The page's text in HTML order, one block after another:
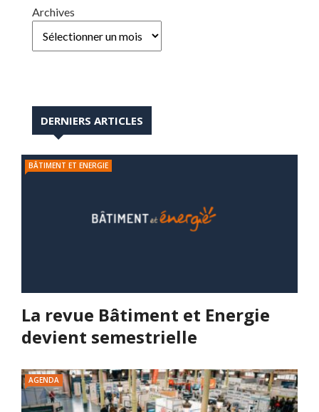
Archives
DERNIERS ARTICLES
BÂTIMENT ET ENERGIE
La revue Bâtiment et Energie
devient semestrielle
AGENDA